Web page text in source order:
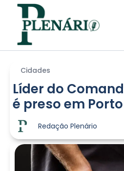
Cidades
Líder do
é preso em
Redação Plenário